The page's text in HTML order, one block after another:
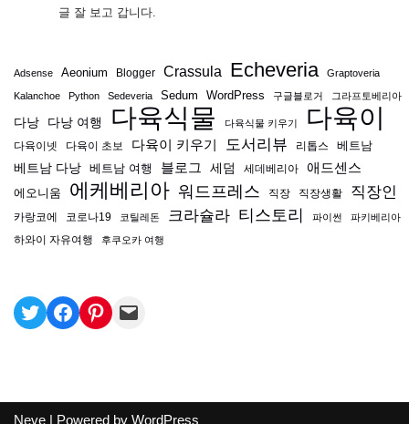
글 잘 보고 갑니다.
Adsense Aeonium Blogger Crassula Echeveria Graptoveria
Kalanchoe Python Sedeveria Sedum WordPress 구글블로거 그라프토베리아
다낭 다낭 여행 다육식물 다육식물 키우기 다육이
다육이넷 다육이 초보 다육이 키우기 도서리뷰 리톱스
베트남
베트남 다낭 베트남 여행 블로그 세덤 세데베리아 애드센스
에오니움 에케베리아 워드프레스 직장 직장생활 직장인
카랑코에 코로나19 코틸레돈 크라슐라 티스토리 파이썬 파키베리아
하와이 자유여행 후쿠오카 여행
Neve | Powered by WordPress